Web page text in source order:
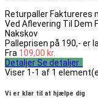
Returpaller Faktureres
Ved Aflevering Til Dem
Nakskov
Palleprisen på 190,- er
Fra 109,00 kr.
Detaljer Se detaljer
Viser 1-1 af 1
Vi er klar til at hjælpe dig